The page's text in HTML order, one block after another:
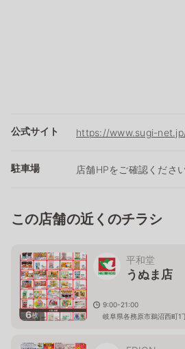
公式サイト https://www.sugi-
駐車場 店舗HPをご確認くださ
この店舗の近くのチラシ
6枚
平和堂
うぬま店
9:00-21:00
岐阜県各務原市鵜沼西町1